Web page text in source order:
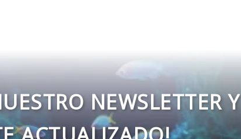
NEWSLETTER Y